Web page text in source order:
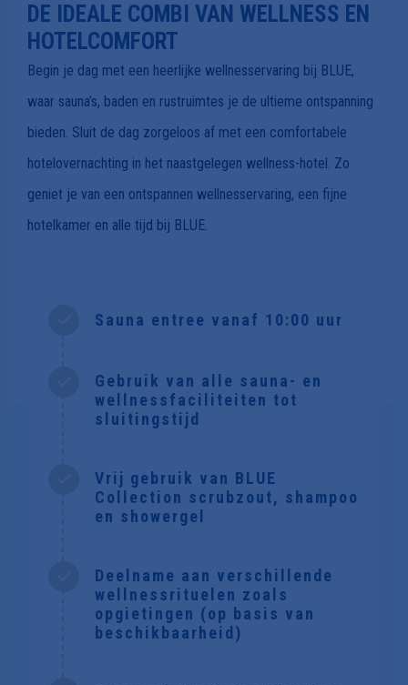
DE IDEALE COMBI VAN WELLNESS EN
HOTELCOMFORT
Begin je dag met een heerlijke wellnesservaring bij BLUE,
waar sauna’s, baden en rustruimtes je de ultieme ontspanning
bieden. Sluit de dag zorgeloos af met een comfortabele
hotelovernachting in het naastgelegen wellness-hotel. Zo
geniet je van een ontspannen wellnesservaring, een fijne
hotelkamer en alle tijd bij BLUE.
Sauna entree vanaf 10:00 uur
Gebruik van alle sauna- en
wellnessfaciliteiten tot
sluitingstijd
Vrij gebruik van BLUE
Collection scrubzout, shampoo
en showergel
Deelname aan verschillende
wellnessrituelen zoals
opgietingen (op basis van
beschikbaarheid)